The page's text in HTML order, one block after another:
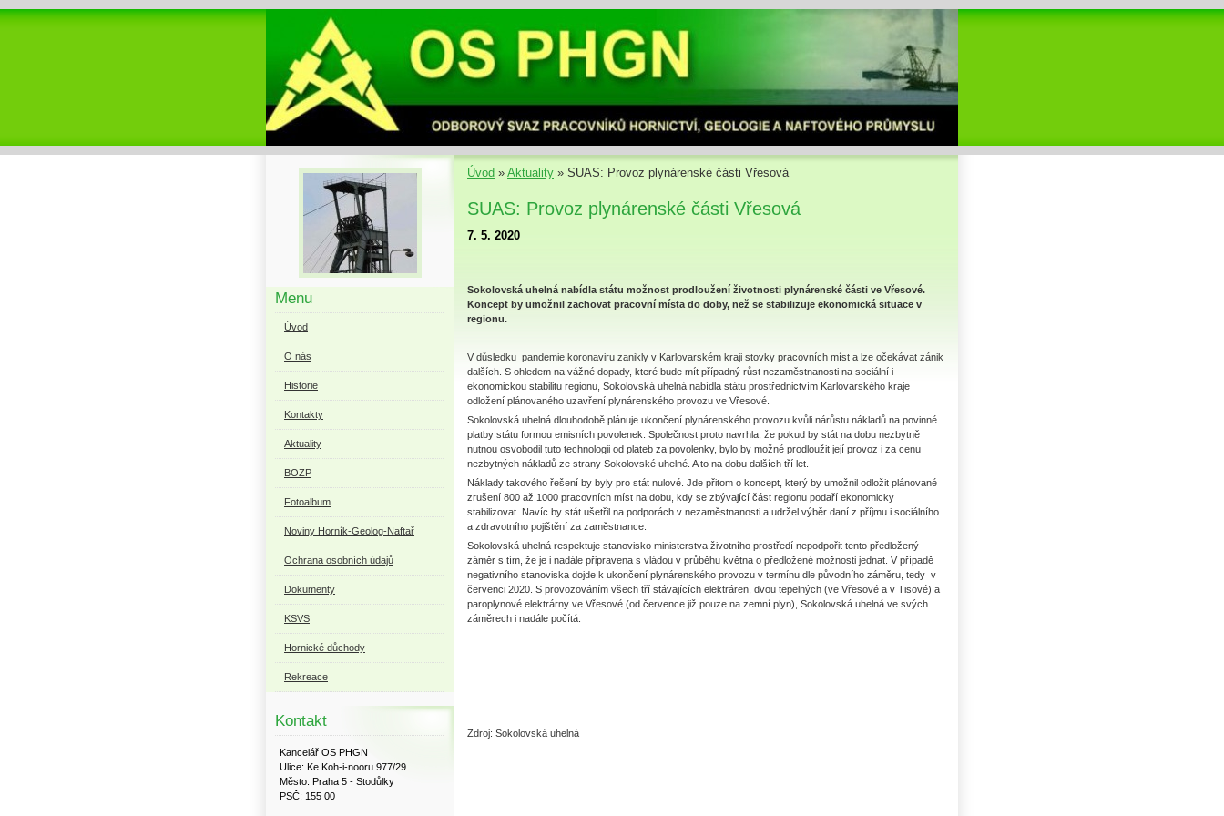
Úvod » Aktuality » SUAS: Provoz plynárenské části Vřesová
SUAS: Provoz plynárenské části Vřesová
7. 5. 2020
Sokolovská uhelná nabídla státu možnost prodloužení životnosti plynárenské části ve Vřesové.
Koncept by umožnil zachovat pracovní místa do doby, než se stabilizuje ekonomická situace v
regionu.
V důsledku pandemie koronaviru zanikly v Karlovarském kraji stovky pracovních míst a lze očekávat zánik
dalších. S ohledem na vážné dopady, které bude mít případný růst nezaměstnanosti na sociální i
ekonomickou stabilitu regionu, Sokolovská uhelná nabídla státu prostřednictvím Karlovarského kraje
odložení plánovaného uzavření plynárenského provozu ve Vřesové.
Sokolovská uhelná dlouhodobě plánuje ukončení plynárenského provozu kvůli nárůstu nákladů na povinné
platby státu formou emisních povolenek. Společnost proto navrhla, že pokud by stát na dobu nezbytně
nutnou osvobodil tuto technologii od plateb za povolenky, bylo by možné prodloužit její provoz i za cenu
nezbytných nákladů ze strany Sokolovské uhelné. A to na dobu dalších tří let.
Náklady takového řešení by byly pro stát nulové. Jde přitom o koncept, který by umožnil odložit plánované
zrušení 800 až 1000 pracovních míst na dobu, kdy se zbývající část regionu podaří ekonomicky
stabilizovat. Navíc by stát ušetřil na podporách v nezaměstnanosti a udržel výběr daní z příjmu i sociálního
a zdravotního pojištění za zaměstnance.
Sokolovská uhelná respektuje stanovisko ministerstva životního prostředí nepodpořit tento předložený
záměr s tím, že je i nadále připravena s vládou v průběhu května o předložené možnosti jednat. V případě
negativního stanoviska dojde k ukončení plynárenského provozu v termínu dle původního záměru, tedy v
červenci 2020. S provozováním všech tří stávajících elektráren, dvou tepelných (ve Vřesové a v Tisové) a
paroplynové elektrárny ve Vřesové (od července již pouze na zemní plyn), Sokolovská uhelná ve svých
záměrech i nadále počítá.
Zdroj: Sokolovská uhelná
Menu
Úvod
O nás
Historie
Kontakty
Aktuality
BOZP
Fotoalbum
Noviny Horník-Geolog-Naftař
Ochrana osobních údajů
Dokumenty
KSVS
Hornické důchody
Rekreace
Kontakt
Kancelář OS PHGN
Ulice: Ke Koh-i-nooru 977/29
Město: Praha 5 - Stodůlky
PSČ: 155 00